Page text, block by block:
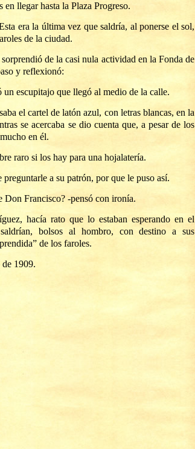
llegar hasta la Plaza Progreso.
era la última vez que saldría, al ponerse el sol,
de la ciudad.
de la casi nula actividad en la Fonda de
y reflexionó:
escupitajo que llegó al medio de la calle.
el cartel de latón azul, con letras blancas, en la
se acercaba se dio cuenta que, a pesar de los
en él.
raro si los hay para una hojalatería.
a su patrón, por que le puso así.
Don Francisco? -pensó con ironía.
hacía rato que lo estaban esperando en el
bolsos al hombro, con destino a sus
de los faroles.
1909.